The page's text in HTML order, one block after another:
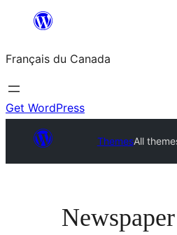
contenu
Français du Canada
Get WordPress
ThemesAll